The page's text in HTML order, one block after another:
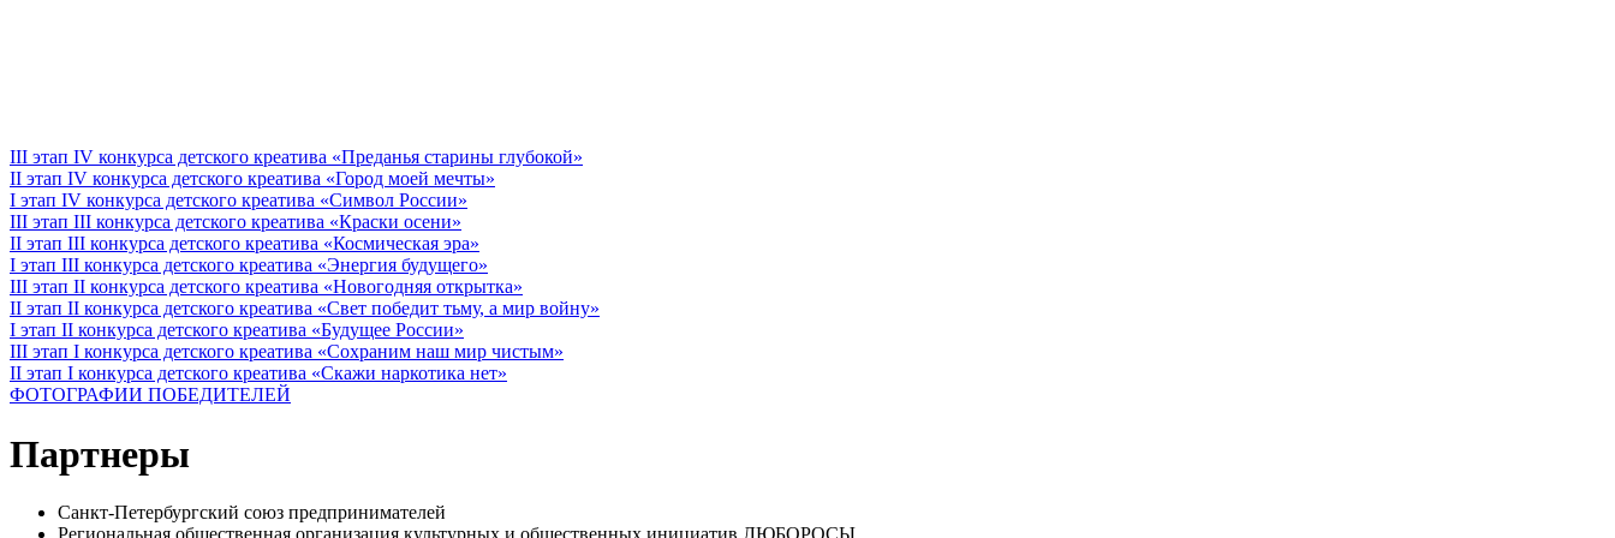
III этап IV конкурса детского креатива «Преданья старины глубокой»
II этап IV конкурса детского креатива «Город моей мечты»
I этап IV конкурса детского креатива «Символ России»
III этап III конкурса детского креатива «Краски осени»
II этап III конкурса детского креатива «Космическая эра»
I этап III конкурса детского креатива «Энергия будущего»
III этап II конкурса детского креатива «Новогодняя открытка»
II этап II конкурса детского креатива «Свет победит тьму, а мир войну»
I этап II конкурса детского креатива «Будущее России»
III этап I конкурса детского креатива «Сохраним наш мир чистым»
II этап I конкурса детского креатива «Скажи наркотика нет»
ФОТОГРАФИИ ПОБЕДИТЕЛЕЙ
Партнеры
Санкт-Петербургский союз предпринимателей
Региональная общественная организация культурных и общественных инициатив ЛЮБОРОСЫ